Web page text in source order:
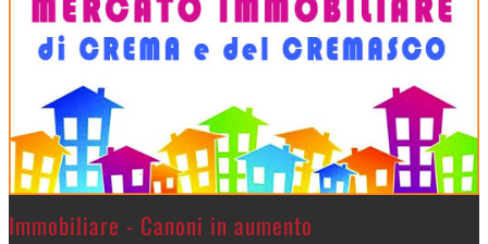
>Immobiliare - Canoni in aumento